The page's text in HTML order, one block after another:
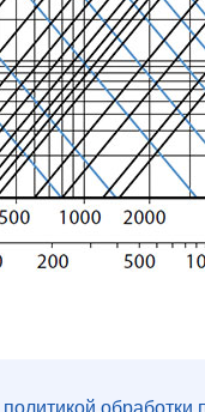
политикой